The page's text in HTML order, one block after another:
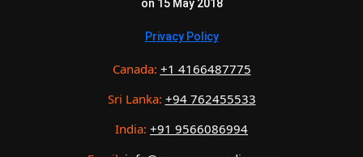
on 15 May 2018
Privacy Policy
Canada: +1 4166487775
Sri Lanka: +94 762455533
India: +91 9566086994